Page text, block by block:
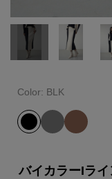
Color: BLK
バイカラーIラ